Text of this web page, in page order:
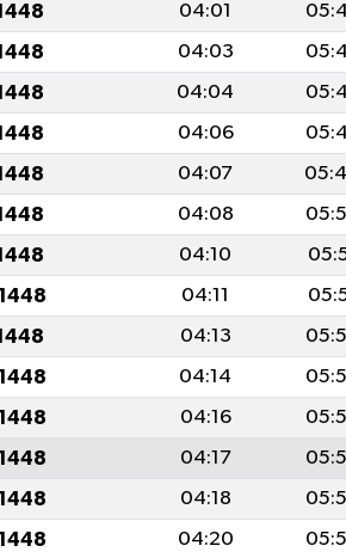
04:01
04:03
04:04
04:06
04:07
04:08
04:10
04:11
04:13
04:14
04:16
04:17
04:18
04:20